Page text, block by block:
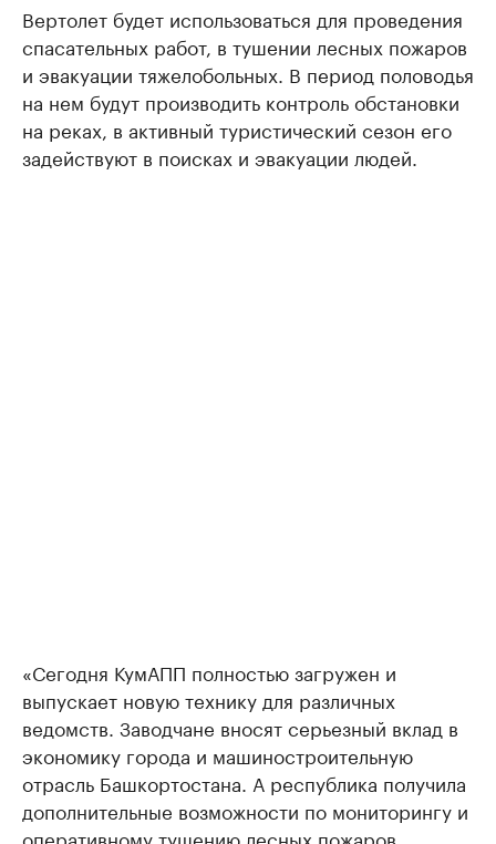
Вертолет будет использоваться для проведения
спасательных работ, в тушении лесных пожаров
и эвакуации тяжелобольных. В период половодья
на нем будут производить контроль обстановки
на реках, в активный туристический сезон его
задействуют в поисках и эвакуации людей.
«Сегодня КумАПП полностью загружен и
выпускает новую технику для различных
ведомств. Заводчане вносят серьезный вклад в
экономику города и машиностроительную
отрасль Башкортостана. А республика получила
дополнительные возможности по мониторингу и
оперативному тушению лесных пожаров,